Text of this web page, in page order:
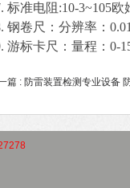
标准电阻:10-3~105
钢卷尺：分辨率：
游标卡尺：量程：0-
篇 : 防雷装置检测专业设备